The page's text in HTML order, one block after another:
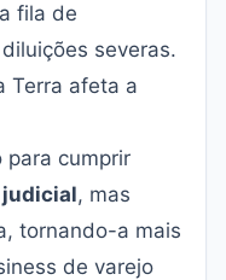
fila de
severas.
Terra afeta a
para cumprir
judicial, mas
tornando-a mais
de varejo